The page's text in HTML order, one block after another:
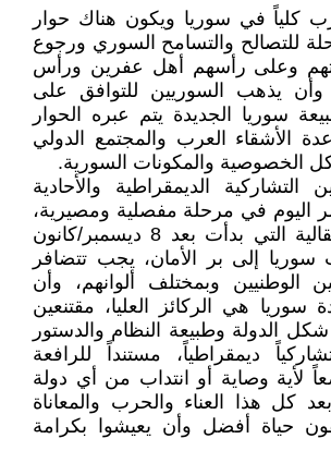
كلياً في سوريا ويكون هناك حوار
للتصالح والتسامح السوري ورجوع
وعلى رأسهم أهل عفرين ورأس
وأن يذهب السوريين للتوافق على
سوريا الجديدة يتم عبره الحوار
الأشقاء العرب والمجتمع الدولي
الخصوصية والمكونات السورية.
التشاركية الديمقراطية والأحادية
اليوم في مرحلة مفصلية ومصيرية،
وهي المرحلة الانتقالية التي بدأت بعد 8 ديسمبر/كانون
سوريا إلى بر الأمان، يجب تتضافر
الوطنيين وبمختلف ألوانهم، وأن
سوريا هي الركائز العليا، مقتنعين
الدولة وطبيعة النظام والدستور
ديمقراطياً، مستنداً للرافعة
لأية وصاية أو انتداب من أي دولة
كل هذا العناء والحرب والمعاناة
حياة أفضل وأن يعيشوا بكرامة